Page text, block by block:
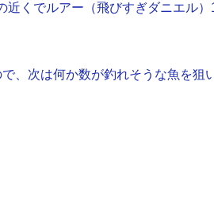
くでルアー（飛びすぎダニエル）
、次は何か数が釣れそうな魚を狙